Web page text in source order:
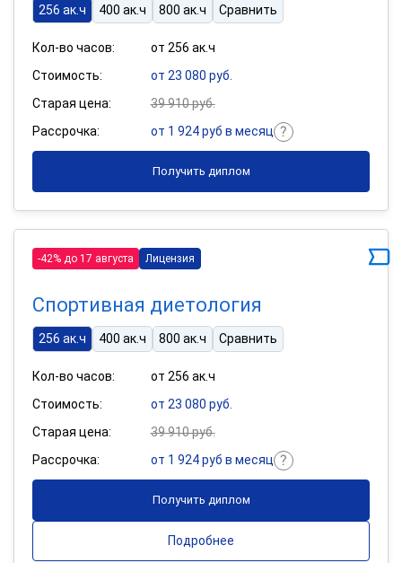
256 ак.ч 400 ак.ч 800 ак.ч Сравнить
Кол-во часов:
от 256 ак.ч
Стоимость:
от 23 080 руб.
Старая цена:
39 910 руб.
Рассрочка:
от 1 924 руб в месяц
Получить диплом
-42% до 17 августа Лицензия
Спортивная диетология
256 ак.ч 400 ак.ч 800 ак.ч Сравнить
Кол-во часов:
от 256 ак.ч
Стоимость:
от 23 080 руб.
Старая цена:
39 910 руб.
Рассрочка:
от 1 924 руб в месяц
Получить диплом
Подробнее